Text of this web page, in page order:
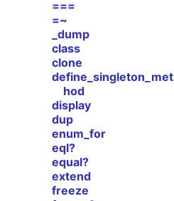
===
=~
_dump
class
clone
define_singleton_met
hod
display
dup
enum_for
eql?
equal?
extend
freeze